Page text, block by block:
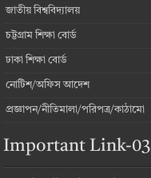
জাতীয় বিশ্ববিদ্যালয়
চট্টগ্রাম শিক্ষা বোর্ড
ঢাকা শিক্ষা বোর্ড
নোটিশ/অফিস আদেশ
প্রজ্ঞাপন/নীতিমালা/পরিপত্র/কাঠামো
Important Link-03